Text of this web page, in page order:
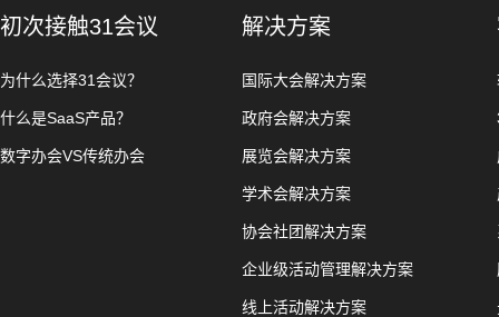
初次接触31会议
为什么选择31会议？
什么是SaaS产品？
数字办会VS传统办会
解决方案
国际大会解决方案
政府会解决方案
展览会解决方案
学术会解决方案
协会社团解决方案
企业级活动管理解决方案
线上活动解决方案